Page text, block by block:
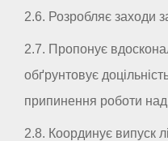
2.6. Розробляє заходи
2.7. Пропонує
обґрунтовує
припинення роботи
2.8. Координує випуск